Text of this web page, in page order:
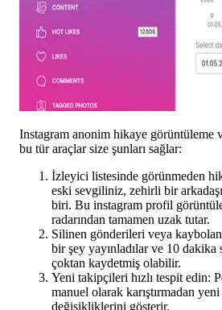
Instagram anonim hikaye görüntüleme
bu tür araçlar size şunları sağlar:
İzleyici listesinde görünmeden
eski sevgiliniz, zehirli bir
biri. Bu instagram profil
radarından tamamen uzak tutar.
Silinen gönderileri veya
bir şey yayınladılar ve 10
çoktan kaydetmiş olabilir.
Yeni takipçileri hızlı tespit edin:
manuel olarak karıştırmadan
değişikliklerini gösterir.